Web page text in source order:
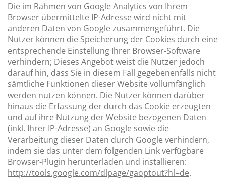
Die im Rahmen von Google Analytics von Ihrem
Browser übermittelte IP-Adresse wird nicht mit
anderen Daten von Google zusammengeführt. Die
Nutzer können die Speicherung der Cookies durch eine
entsprechende Einstellung Ihrer Browser-Software
verhindern; Dieses Angebot weist die Nutzer jedoch
darauf hin, dass Sie in diesem Fall gegebenenfalls nicht
sämtliche Funktionen dieser Website vollumfänglich
werden nutzen können. Die Nutzer können darüber
hinaus die Erfassung der durch das Cookie erzeugten
und auf ihre Nutzung der Website bezogenen Daten
(inkl. Ihrer IP-Adresse) an Google sowie die
Verarbeitung dieser Daten durch Google verhindern,
indem sie das unter dem folgenden Link verfügbare
Browser-Plugin herunterladen und installieren:
http://tools.google.com/dlpage/gaoptout?hl=de.